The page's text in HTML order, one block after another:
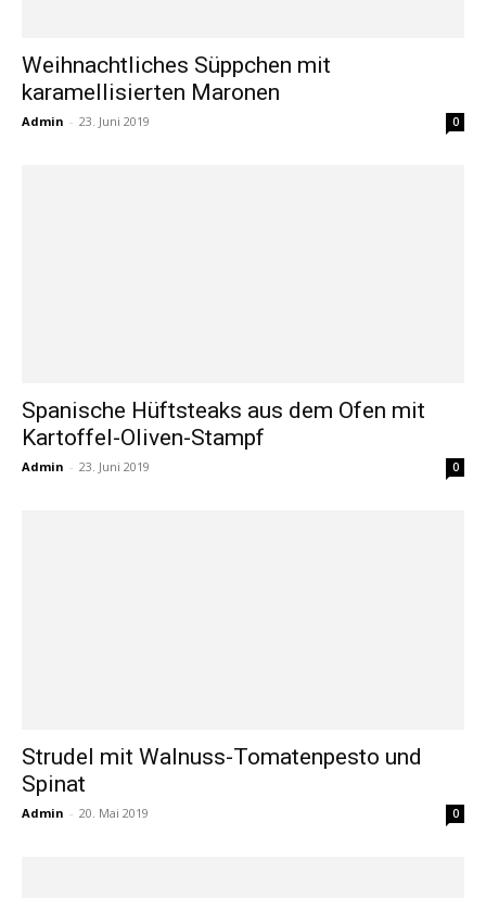
Weihnachtliches Süppchen mit
karamellisierten Maronen
Admin - 23. Juni 2019 0
Spanische Hüftsteaks aus dem Ofen mit
Kartoffel-Oliven-Stampf
Admin - 23. Juni 2019 0
Strudel mit Walnuss-Tomatenpesto und
Spinat
Admin - 20. Mai 2019 0